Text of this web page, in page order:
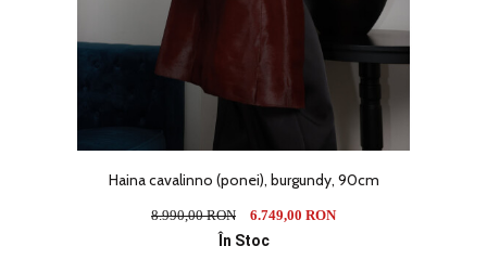
Haina cavalinno (ponei), burgundy, 90cm
8.990,00 RON 6.749,00 RON
În Stoc